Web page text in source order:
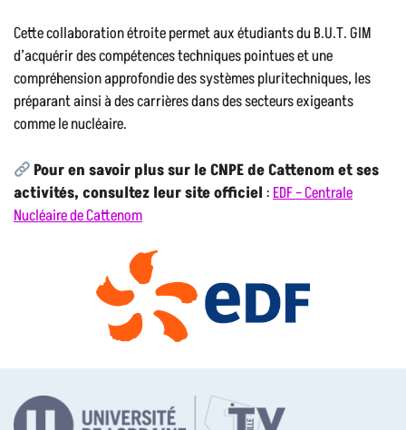
Cette collaboration étroite permet aux étudiants du B.U.T. GIM
d’acquérir des compétences techniques pointues et une
compréhension approfondie des systèmes pluritechniques, les
préparant ainsi à des carrières dans des secteurs exigeants
comme le nucléaire.
Pour en savoir plus sur le CNPE de Cattenom et ses
activités, consultez leur site officiel :EDF – Centrale
Nucléaire de Cattenom